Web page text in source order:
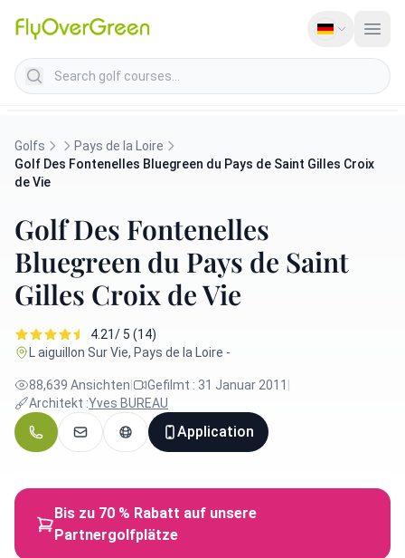
Search golf courses
Golfs
Pays de la Loire
Golf Des Fontenelles Bluegreen du Pays de Saint Gilles Croix
de Vie
Golf Des Fontenelles
Bluegreen du Pays de Saint
Gilles Croix de Vie
4.21/ 5 (14)
L aiguillon Sur Vie, Pays de la Loire -
88,639 Ansichten Gefilmt : 31 Januar 2011
Architekt :Yves BUREAU
Application
Bis zu 70 % Rabatt auf unsere
Partnergolfplätze